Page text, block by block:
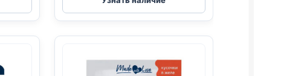
ЛОСОСЬ)
85г